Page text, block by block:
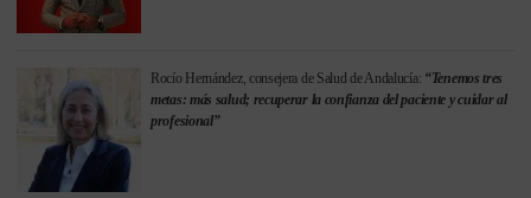
Rocío Hernández, consejera de Salud de Andalucía: “Tenemos tres
metas: más salud; recuperar la confianza del paciente y cuidar al
profesional”